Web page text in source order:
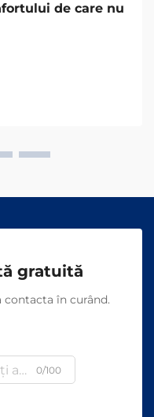
de care nu
gratuită
contacta în curând.
0/100